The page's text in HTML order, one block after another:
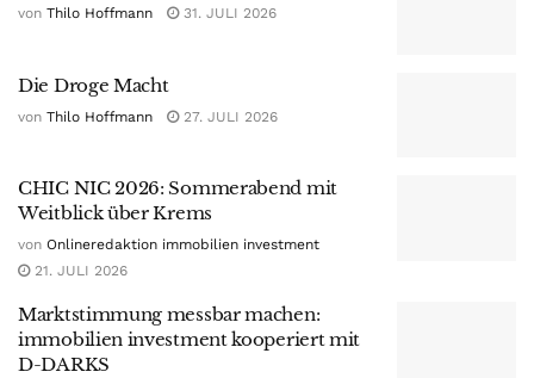
von Thilo Hoffmann 31. JULI 2026
Die Droge Macht
von Thilo Hoffmann 27. JULI 2026
CHIC NIC 2026: Sommerabend mit
Weitblick über Krems
von Onlineredaktion immobilien investment
21. JULI 2026
Marktstimmung messbar machen:
immobilien investment kooperiert mit
D-DARKS